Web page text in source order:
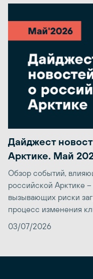
Дайджест
Арктике. Май
Обзор событий,
российской Арктике
вызывающих риски
процесс изменения
03/07/2026